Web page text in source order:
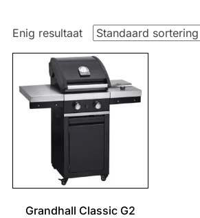
Enig resultaat
Grandhall Classic G2